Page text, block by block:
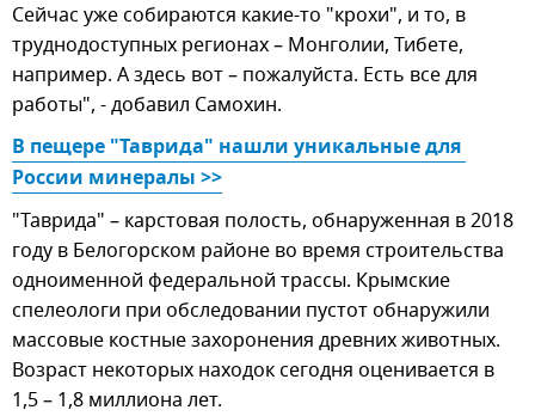
Сейчас уже собираются какие-то "крохи", и то, в
труднодоступных регионах – Монголии, Тибете,
например. А здесь вот – пожалуйста. Есть все для
работы", - добавил Самохин.
В пещере "Таврида" нашли уникальные для
России минералы >>
"Таврида" – карстовая полость, обнаруженная в 2018
году в Белогорском районе во время строительства
одноименной федеральной трассы. Крымские
спелеологи при обследовании пустот обнаружили
массовые костные захоронения древних животных.
Возраст некоторых находок сегодня оценивается в
1,5 – 1,8 миллиона лет.